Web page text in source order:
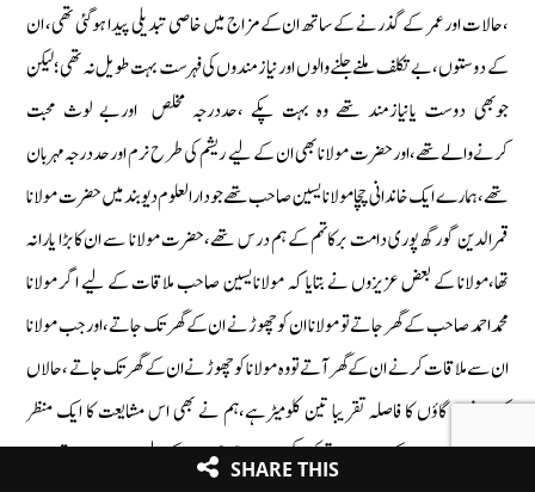
‏،حالات اورعمر كے گذرنے كے ساتھ ان كے مزاج میں خاصی تبدیلی پیدا ہوگئی تھی‏، ان
كے دوستوں ‏، بےتكلف ملنے جلنے والوں اورنیازمندوں كی فہرست بہت طویل نہ تھی‏؛لیكن
جوبھی دوست یانیازمند تھے وہ بہت پكے ‏،حددرجہ مخلص اوربے لوث محبت
كرنےوالےتھے‏،اورحضرت مولانا بھی ان كے لیے ریشم كی طرح نرم ‏اورحددرجہ مہربان
تھے‏،ہمارے ایك خاندانی چچامولانایسین صاحب تھے جودارالعلوم دیوبند میں حضرت مولانا
قمرالدین گورگھ پوری دامت بركاتہم كے ہم درس تھے‏،حضرت مولانا سے ان كابڑا یارانہ
تھا‏،مولانا كے بعض عزیزوں نے بتایا كہ مولانایسین صاحب ملاقات كے لیے اگر مولانا
محمداحمد صاحب كے گھر جاتے تو مولانا ان كوچھوڑنے ان كے گھر تك جاتے‏،اورجب مولانا
ان سے ملاقات كرنے ان كے گھر آتے تووہ مولانا كوچھوڑنے ان كے گھر تك جاتے ‏،حالاں
كہ دونوں گاؤں كا فاصلہ تقریبا تین كلومیڑہے‏،ہم نے بھی اس مشایعت كا ایك منظر
دیكھاہے‏،جو مولانا كے مزاج ومذاق كودیكھتےہوئے ہم جیسوں كے لیے باعث حیرت تھا۔
SHARE THIS